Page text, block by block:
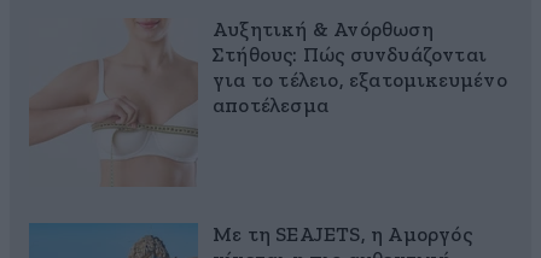
Αυξητική & Ανόρθωση
Στήθους: Πώς συνδυάζονται
για το τέλειο, εξατομικευμένο
αποτέλεσμα
Με τη SEAJETS, η Αμοργός